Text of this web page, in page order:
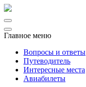
Главное меню
Вопросы и ответы
Путеводитель
Интересные места
Авиабилеты